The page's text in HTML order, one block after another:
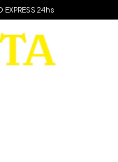
EXPRESS 24hs